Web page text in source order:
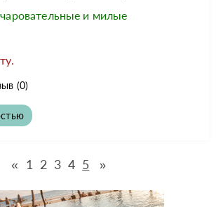
и милые
(0)
« 1 2 3 4 5 »